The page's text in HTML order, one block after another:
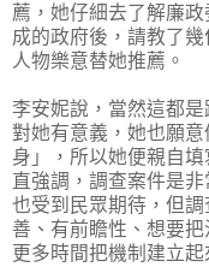
薦，她仔細去了解廉
成的政府後，請教了
人物樂意替她推薦。
李安妮說，當然這都
對她有意義，她也願
身」，所以她便親自
直強調，調查案件是
也受到民眾期待，但
善、有前瞻性、想要
更多時間把機制建立起